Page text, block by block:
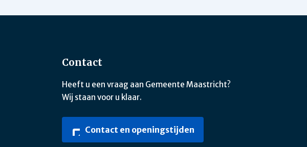
Contact
Heeft u een vraag aan Gemeente Maastricht?
Wij staan voor u klaar.
Contact en openingstijden